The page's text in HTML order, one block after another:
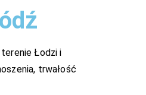
Łodzi i
trwałość